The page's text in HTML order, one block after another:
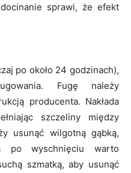
sprawi, że efekt
po około 24 godzinach),
Fugę należy
producenta. Nakłada
szczeliny między
usunąć wilgotną gąbką,
po wyschnięciu warto
szmatką, aby usunąć